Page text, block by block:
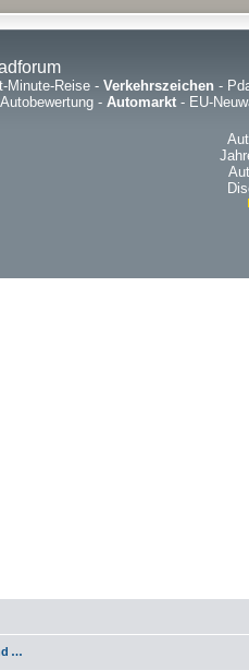
Minute-Reise- Verkehrszeichen-
Autobewertung - Automarkt - EU-
Quad, Trike, ATV und Mopedauto / Infos & Tipps